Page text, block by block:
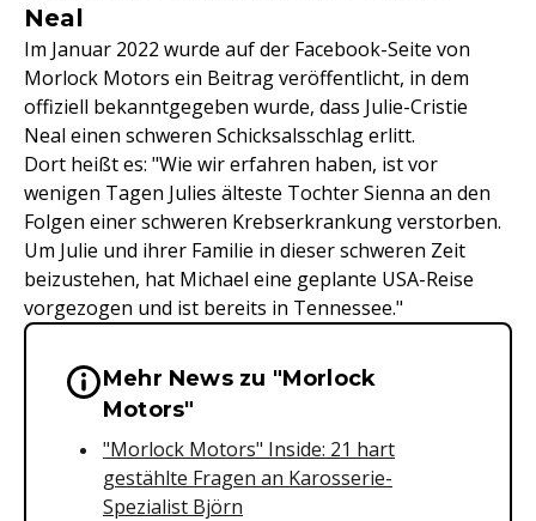
Neal
Im Januar 2022 wurde auf der Facebook-Seite von
Morlock Motors ein Beitrag veröffentlicht, in dem
offiziell bekanntgegeben wurde, dass Julie-Cristie
Neal einen schweren Schicksalsschlag erlitt.
Dort heißt es: "Wie wir erfahren haben, ist vor
wenigen Tagen Julies älteste Tochter Sienna an den
Folgen einer schweren Krebserkrankung verstorben.
Um Julie und ihrer Familie in dieser schweren Zeit
beizustehen, hat Michael eine geplante USA-Reise
vorgezogen und ist bereits in Tennessee."
Wichtige Hinweise &
Mehr News zu "Morlock
Motors"
"Morlock Motors" Inside: 21 hart
gestählte Fragen an Karosserie-
Spezialist Björn